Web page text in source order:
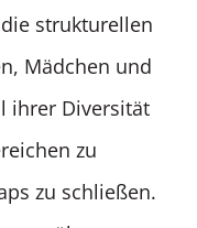
strukturellen
Mädchen und
ihrer Diversität
zu
zu schließen.